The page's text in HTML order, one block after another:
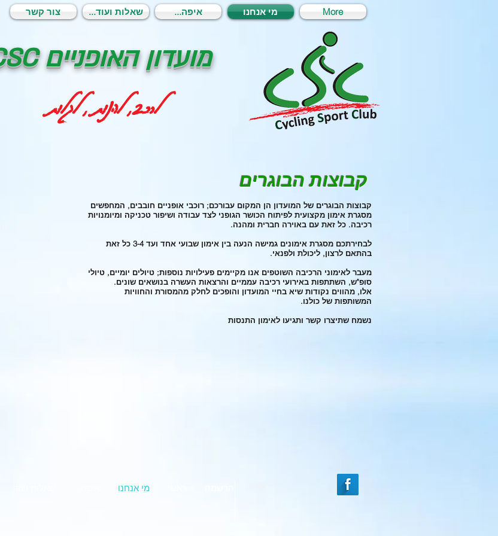
צור קשר ...שאלות ועוד ...איפה מי אנחנו More
מועדון האופניים CSC
לרכב, להנות , לגלות
קבוצות הבוגרים
קבוצות הבוגרים של המועדון הן המקום עבורכם; רוכבי אופניים חובבים, המחפשים
מסגרת אימון מקצועית לפיתוח הכושר הגופני לצד עבודה ושיפור טכניקה ומיומנויות
רכיבה. כל זאת עם באוירה חברית ומהנה.
לבחירתכם מסגרת אימונים גמישה הנעה בין אימון שבועי אחד ועד 3-4 כל זאת
בהתאם לרצון, ליכולת ולפנאי.
מעבר לאימוני הרכיבה השוטפים אנו מקיימים פעילויות נוספות; טיולים יומיים, טיולי
סופ"ש, השתתפות באירועי רכיבה עממיים והרצאות העשרה בנושאים שונים.
אלו, מהווים נקודות שיא בחיי המועדון והופכים לחלק מהמסורת והחוויות
המשותפות של כולנו.
נשמח שתיצרו קשר ותגיעו לאימון התנסות
מי אנחנו